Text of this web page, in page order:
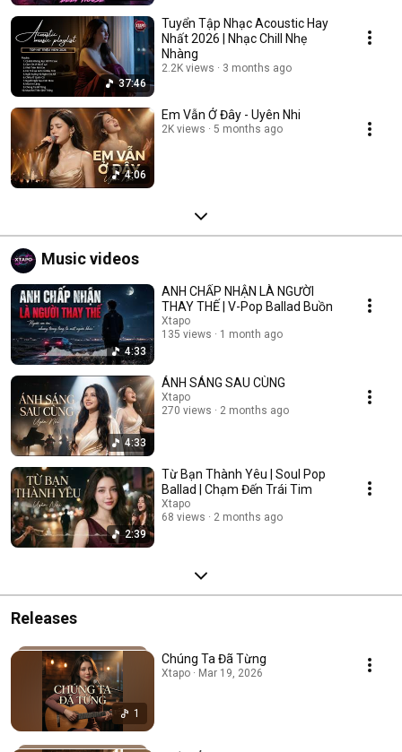
37:46
Tuyển Tập Nhạc Acoustic Hay
Nhất 2026 | Nhạc Chill Nhẹ
Nhàng
2.2K views 3 months ago
4:06
Em Vẫn Ở Đây - Uyên Nhi
2K views 5 months ago
Music videos
4:33
ANH CHẤP NHẬN LÀ NGƯỜI
THAY THẾ | V-Pop Ballad Buồn
Xtapo
135 views
1 month ago
4:33
ÁNH SÁNG SAU CÙNG
Xtapo
270 views
2 months ago
2:39
Từ Bạn Thành Yêu | Soul Pop
Ballad | Chạm Đến Trái Tim
Xtapo
68 views
2 months ago
Releases
1
Chúng Ta Đã Từng
Xtapo · Mar 19, 2026